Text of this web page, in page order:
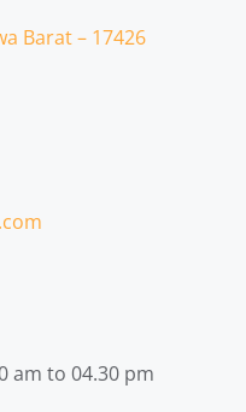
Barat – 17426
am to 04.30 pm